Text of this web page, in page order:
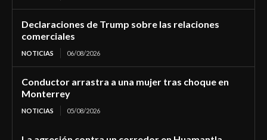
Declaraciones de Trump sobre las relaciones
comerciales
NOTICIAS 06/08/2026
Conductor arrastra a una mujer tras choque en
Monterrey
NOTICIAS 05/08/2026